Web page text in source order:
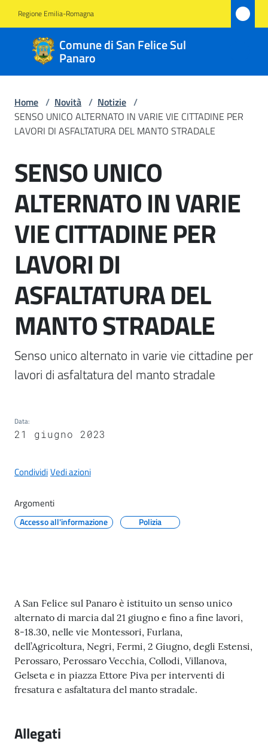
Regione Emilia-Romagna
Comune di San Felice Sul
Panaro
Comune
di San
Felice
Sul
Panaro
Amministrazione
Novità
Menu selezionato
Servizi
Vivere
il
Comune
A
p
n
t
S
n
f
e
a
n
i
C
o
n
g
Home / Novità / Notizie /
SENSO UNICO ALTERNATO IN VARIE VIE CITTADINE PER
LAVORI DI ASFALTATURA DEL MANTO STRADALE
Salta al contenuto
SENSO UNICO
ALTERNATO IN VARIE
VIE CITTADINE PER
LAVORI DI
ASFALTATURA DEL
MANTO STRADALE
Senso unico alternato in varie vie cittadine per
lavori di asfaltatura del manto stradale
Data:
21 giugno 2023
CondividiVedi azioni
Argomenti
Accesso all'informazione Polizia
Contenuto
A San Felice sul Panaro è istituito un senso unico
alternato di marcia dal 21 giugno e fino a fine lavori,
8-18.30, nelle vie Montessori, Furlana,
dell’Agricoltura, Negri, Fermi, 2 Giugno, degli Estensi,
Perossaro, Perossaro Vecchia, Collodi, Villanova,
Gelseta e in piazza Ettore Piva per interventi di
fresatura e asfaltatura del manto stradale.
Allegati